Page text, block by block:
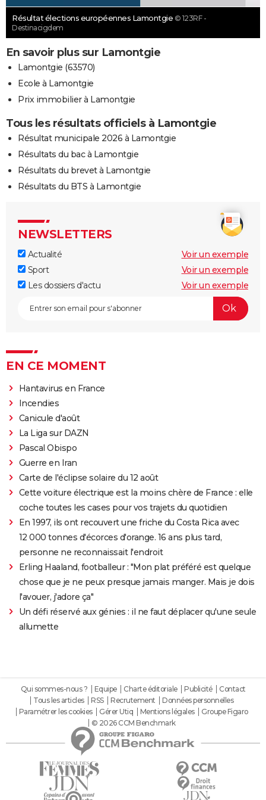
Résultat élections européennes Lamontgie © 123RF -
Destinacigdem
En savoir plus sur Lamontgie
Lamontgie (63570)
Ecole à Lamontgie
Prix immobilier à Lamontgie
Tous les résultats officiels à Lamontgie
Résultat municipale 2026 à Lamontgie
Résultats du bac à Lamontgie
Résultats du brevet à Lamontgie
Résultats du BTS à Lamontgie
NEWSLETTERS
Actualité
Voir un exemple
Sport
Voir un exemple
Les dossiers d'actu
Voir un exemple
EN CE MOMENT
Hantavirus en France
Incendies
Canicule d'août
La Liga sur DAZN
Pascal Obispo
Guerre en Iran
Carte de l'éclipse solaire du 12 août
Cette voiture électrique est la moins chère de France : elle
coche toutes les cases pour vos trajets du quotidien
En 1997, ils ont recouvert une friche du Costa Rica avec
12 000 tonnes d'écorces d'orange. 16 ans plus tard,
personne ne reconnaissait l'endroit
Erling Haaland, footballeur : "Mon plat préféré est quelque
chose que je ne peux presque jamais manger. Mais je dois
l'avouer, j'adore ça"
Un défi réservé aux génies : il ne faut déplacer qu'une seule
allumette
Qui sommes-nous ? Equipe Charte éditoriale Publicité
Contact
Tous les articles
RSS Recrutement
Données personnelles
Paramétrer les cookies
Gérer Utiq Mentions légales
Groupe Figaro
© 2026 CCM Benchmark